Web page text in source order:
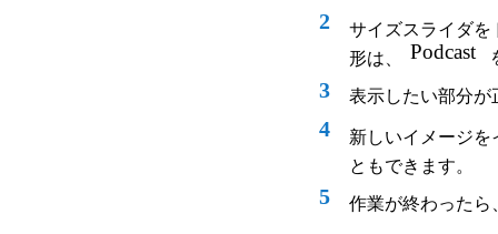
2
サイズスライダを
形は、
Podcast
3 表示したい部分が
4
新しいイメージ
ともできます。
5 作業が終わったら